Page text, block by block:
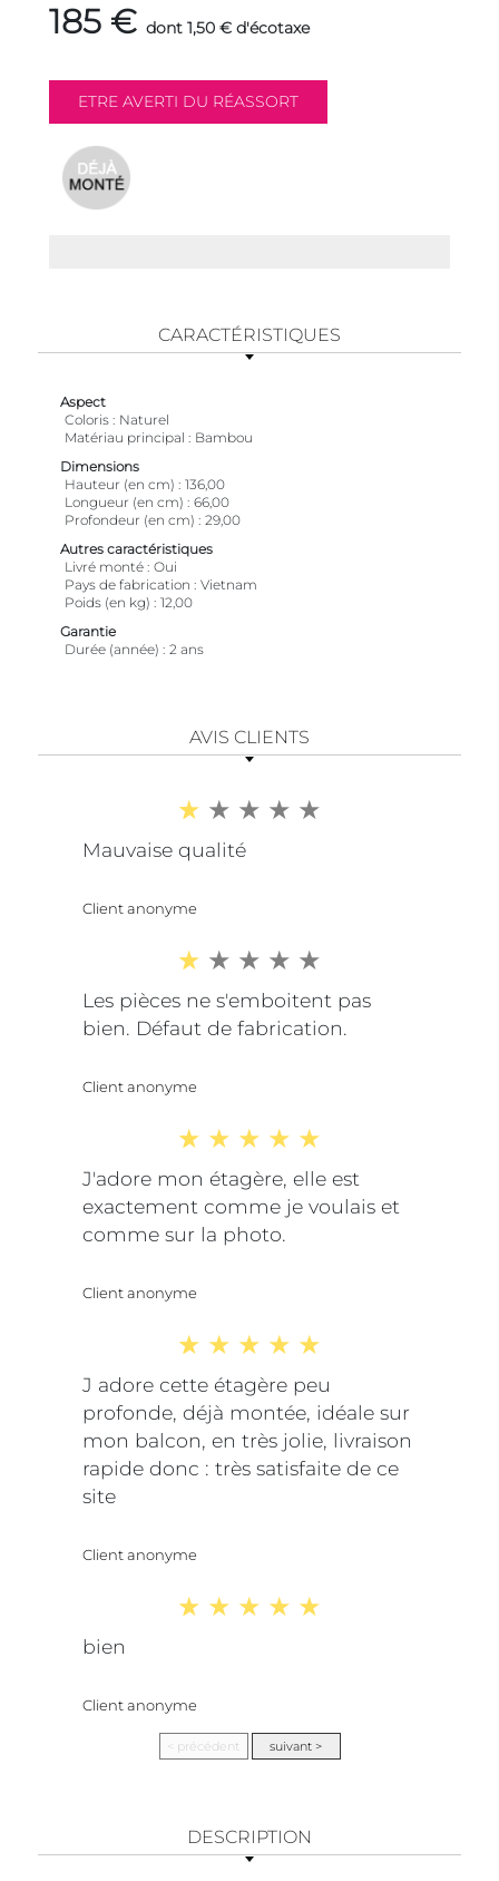
185 € dont 1,50 € d'écotaxe
CARACTÉRISTIQUES
Aspect
Coloris
Naturel
Matériau principal
Bambou
Dimensions
Hauteur (en cm)
136,00
Longueur (en cm)
66,00
Profondeur (en cm)
29,00
Autres caractéristiques
Livré monté Oui
Pays de fabrication
Vietnam
Poids (en kg)
12,00
Garantie
Durée (année)
2 ans
AVIS CLIENTS
Mauvaise qualité
Client anonyme
Les pièces ne s'emboitent pas
bien. Défaut de fabrication.
Client anonyme
J'adore mon étagère, elle est
exactement comme je voulais et
comme sur la photo.
Client anonyme
J adore cette étagère peu
profonde, déjà montée, idéale sur
mon balcon, en très jolie, livraison
rapide donc : très satisfaite de ce
site
Client anonyme
bien
Client anonyme
DESCRIPTION